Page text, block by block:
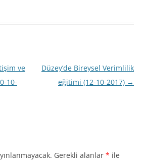
ve
10-
Düzey’de Bireysel Verimlilik
eğitimi (12-10-2017) →
Gerekli alanlar * ile